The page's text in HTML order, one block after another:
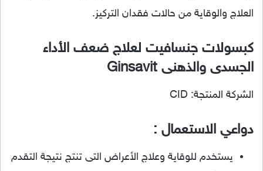
العلاج والوقاية من حالات فقدان التركيز.
كبسولات جنسافيت لعلاج ضعف الأداء
الجسدى والذهنى Ginsavit
الشركة المنتجة: CID
دواعي الاستعمال :
يستخدم للوقاية وعلاج الأعراض التى تنتج نتيجة التقدم